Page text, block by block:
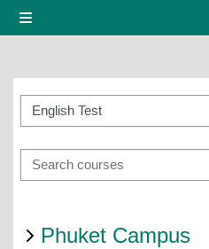
Course categories
Phuket Campus